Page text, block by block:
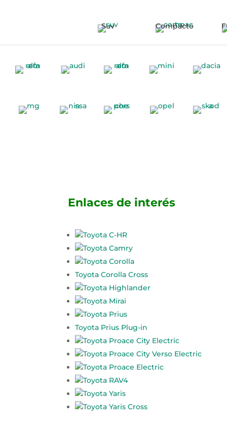
Suv Compacto
Enlaces de interés
Toyota C-HR
Toyota Camry
Toyota Corolla
Toyota Corolla Cross
Toyota Highlander
Toyota Mirai
Toyota Prius
Toyota Prius Plug-in
Toyota Proace City Electric
Toyota Proace City Verso Electric
Toyota Proace Electric
Toyota RAV4
Toyota Yaris
Toyota Yaris Cross